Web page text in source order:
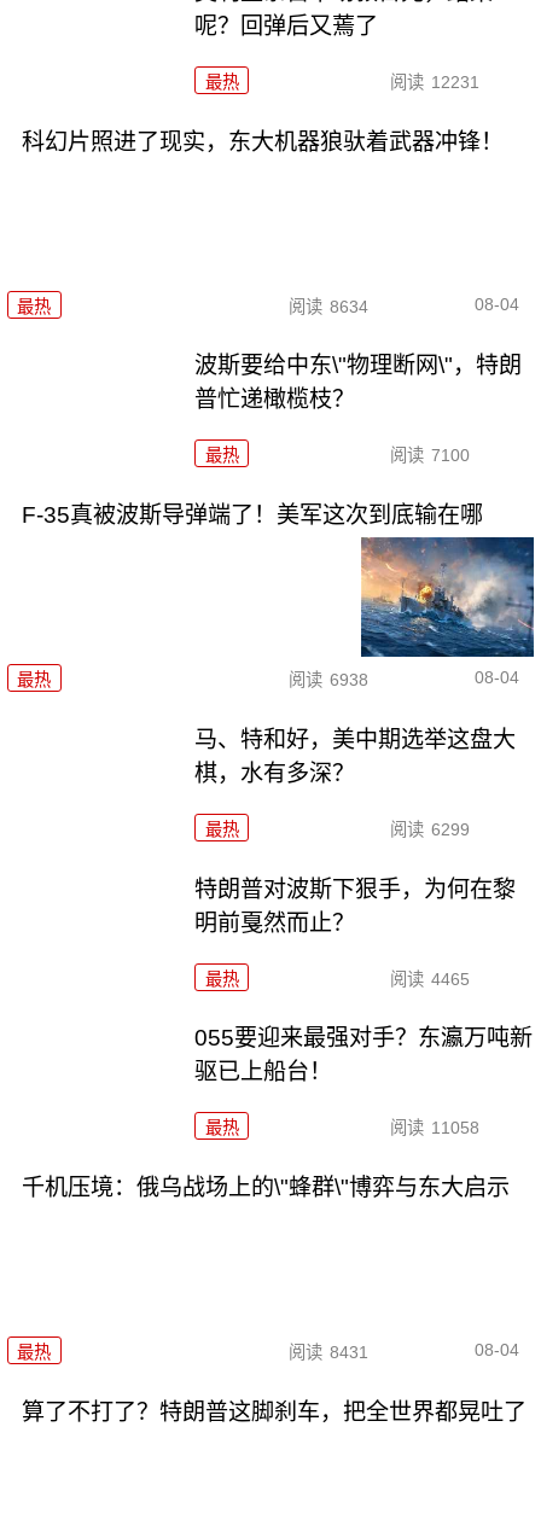
呢？回弹后又蔫了
最热 阅读 12231
科幻片照进了现实，东大机器狼驮着武器冲锋！
最热 阅读 8634 08-04
波斯要给中东\"物理断网\"，特朗
普忙递橄榄枝？
最热 阅读 7100
F-35真被波斯导弹端了！美军这次到底输在哪
最热 阅读 6938 08-04
马、特和好，美中期选举这盘大
棋，水有多深？
最热 阅读 6299
特朗普对波斯下狠手，为何在黎
明前戛然而止？
最热 阅读 4465
055要迎来最强对手？东瀛万吨新
驱已上船台！
最热 阅读 11058
千机压境：俄乌战场上的\"蜂群\"博弈与东大启示
最热 阅读 8431 08-04
算了不打了？特朗普这脚刹车，把全世界都晃吐了